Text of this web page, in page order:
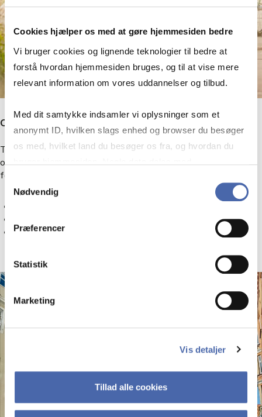
Cookies hjælper os med at gøre hjemmesiden bedre
Vi bruger cookies og lignende teknologier til bedre at
forstå hvordan hjemmesiden bruges, og til at vise mere
relevant information om vores uddannelser og tilbud.
Med dit samtykke indsamler vi oplysninger som et
anonymt ID, hvilken slags enhed og browser du besøger
os med, hvilket land du besøger os fra, og hvordan du
markedsføring. Du bestemmer selv - og kan altid trække
Samtykkevalg
Nødvendig
Præferencer
Statistik
Marketing
Vis detaljer
Tillad alle cookies
CBS Summer University
Til dig, der vil tage kurser i din sommerferie. Kurserne udbydes
også som valgfag til CBS' studerende, og undervisningen
foregår i løbet af sommeren.
Mere om CBS Summer University